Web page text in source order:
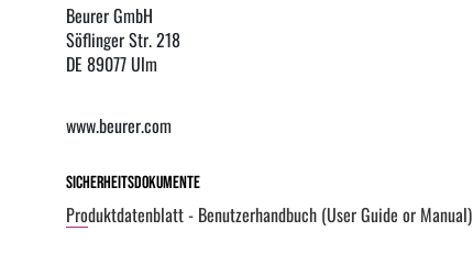
Beurer GmbH
Söflinger Str. 218
DE 89077 Ulm
www.beurer.com
Sicherheitsdokumente
Produktdatenblatt - Benutzerhandbuch (User Guide or Manual)